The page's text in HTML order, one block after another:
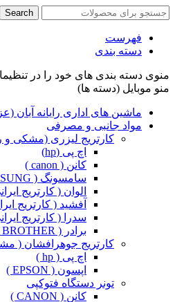
Search
فهرست
دسته بندی
منوی دسته بندی های خود را در
منو موبایل (دسته ها)
ماشین های اداری رایانه آبان
مواد جانبی و مصرفی
کارتریج لیزری (مشکی و
اچ پی (hp)
کانن ( canon )
سامسونگ ( SAMSUNG )
الوان ( کارتریج
آفشید ( کارتریج
سدرا ( کارتریج
برادر ( BROTHER )
کارتریج جوهرافشان (
اچ پی ( hp )
اپسون ( EPSON )
تونر دستگاه فتوکپی
کانن ( CANON )